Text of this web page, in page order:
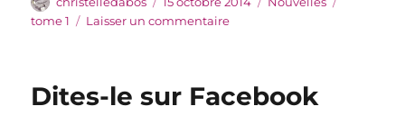
le
tome 1
Laisser un commentairesur
Dites-le sur Facebook